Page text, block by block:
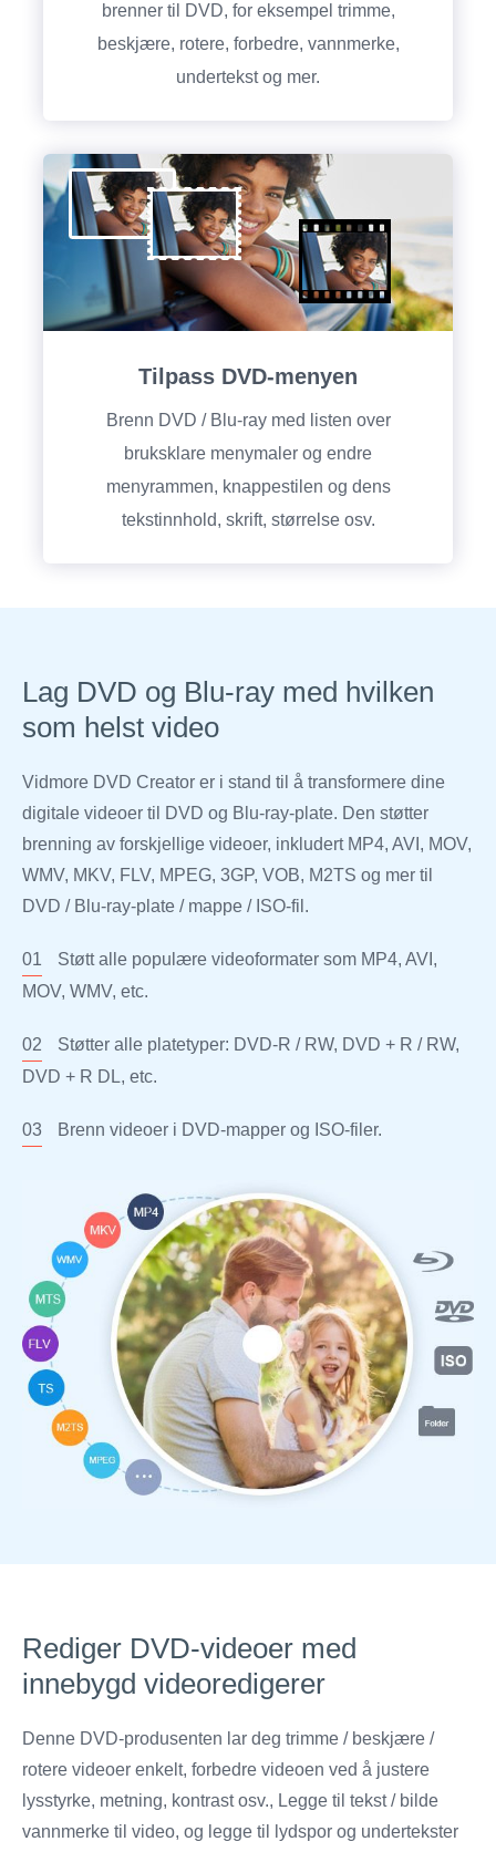
brenner til DVD, for eksempel trimme,
beskjære, rotere, forbedre, vannmerke,
undertekst og mer.
Tilpass DVD-menyen
Brenn DVD / Blu-ray med listen over
bruksklare menymaler og endre
menyrammen, knappestilen og dens
tekstinnhold, skrift, størrelse osv.
Lag DVD og Blu-ray med hvilken
som helst video
Vidmore DVD Creator er i stand til å transformere dine
digitale videoer til DVD og Blu-ray-plate. Den støtter
brenning av forskjellige videoer, inkludert MP4, AVI, MOV,
WMV, MKV, FLV, MPEG, 3GP, VOB, M2TS og mer til
DVD / Blu-ray-plate / mappe / ISO-fil.
01
Støtt alle populære videoformater som MP4, AVI,
MOV, WMV, etc.
02
Støtter alle platetyper: DVD-R / RW, DVD + R / RW,
DVD + R DL, etc.
03 Brenn videoer i DVD-mapper og ISO-filer.
Rediger DVD-videoer med
innebygd videoredigerer
Denne DVD-produsenten lar deg trimme / beskjære /
rotere videoer enkelt, forbedre videoen ved å justere
lysstyrke, metning, kontrast osv., Legge til tekst / bilde
vannmerke til video, og legge til lydspor og undertekster